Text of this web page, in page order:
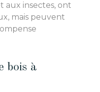
aux insectes, ont
mais peuvent
bois à